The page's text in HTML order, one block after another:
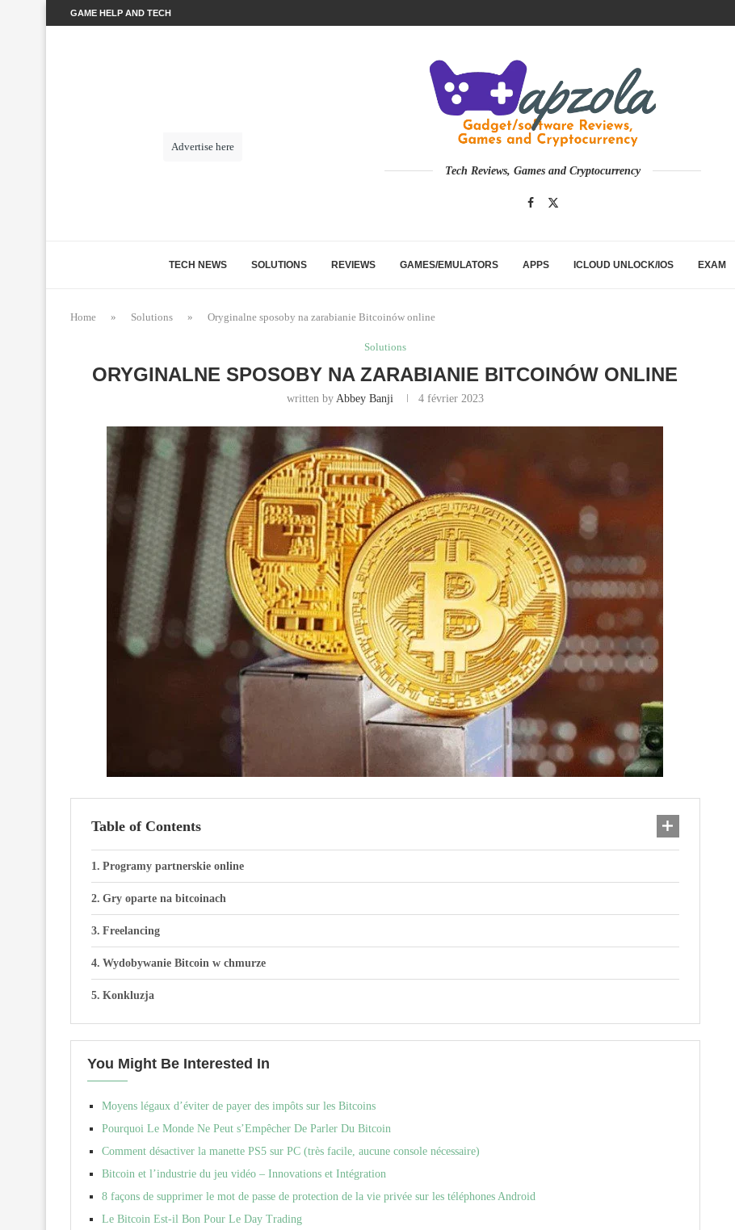
GAME HELP AND TECH
Tech Reviews, Games and Cryptocurrency
TECH NEWS SOLUTIONS REVIEWS GAMES/EMULATORS APPS ICLOUD UNLOCK/IOS EXAM
Home » Solutions » Oryginalne sposoby na zarabianie Bitcoinów online
Solutions
ORYGINALNE SPOSOBY NA ZARABIANIE BITCOINÓW ONLINE
written by Abbey Banji 4 février 2023
Table of Contents
Programy partnerskie online
Gry oparte na bitcoinach
Freelancing
Wydobywanie Bitcoin w chmurze
Konkluzja
You Might Be Interested In
Moyens légaux d’éviter de payer des impôts sur les Bitcoins
Pourquoi Le Monde Ne Peut s’Empêcher De Parler Du Bitcoin
Comment désactiver la manette PS5 sur PC (très facile, aucune console nécessaire)
Bitcoin et l’industrie du jeu vidéo – Innovations et Intégration
8 façons de supprimer le mot de passe de protection de la vie privée sur les téléphones Android
Le Bitcoin Est-il Bon Pour Le Day Trading
Advertise here